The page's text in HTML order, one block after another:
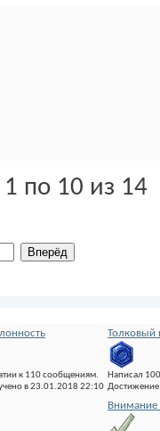
по 10 из 14
к 110 сообщениям.
в 23.01.2018 22:10
Толковый
Написал
Внимание